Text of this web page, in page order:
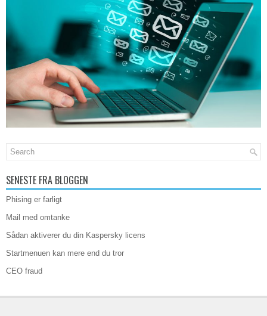
SENESTE FRA BLOGGEN
Phising er farligt
Mail med omtanke
Sådan aktiverer du din Kaspersky licens
Startmenuen kan mere end du tror
CEO fraud